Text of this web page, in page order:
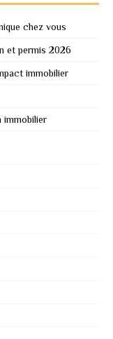
chez vous
et permis 2026
immobilier
immobilier